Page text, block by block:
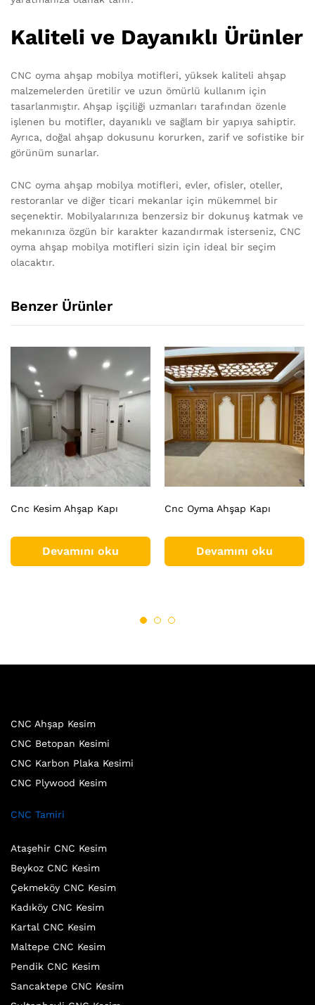
Kaliteli ve Dayanıklı Ürünler
CNC oyma ahşap mobilya motifleri, yüksek kaliteli ahşap
malzemelerden üretilir ve uzun ömürlü kullanım için
tasarlanmıştır. Ahşap işçiliği uzmanları tarafından özenle
işlenen bu motifler, dayanıklı ve sağlam bir yapıya sahiptir.
Ayrıca, doğal ahşap dokusunu korurken, zarif ve sofistike bir
görünüm sunarlar.
CNC oyma ahşap mobilya motifleri, evler, ofisler, oteller,
restoranlar ve diğer ticari mekanlar için mükemmel bir
seçenektir. Mobilyalarınıza benzersiz bir dokunuş katmak ve
mekanınıza özgün bir karakter kazandırmak isterseniz, CNC
oyma ahşap mobilya motifleri sizin için ideal bir seçim
olacaktır.
Benzer Ürünler
Cnc Kesim Ahşap Kapı
Devamını oku
Cnc Oyma Ahşap Kapı
Devamını oku
CNC Ahşap Kesim
CNC Betopan Kesimi
CNC Karbon Plaka Kesimi
CNC Plywood Kesim
CNC Tamiri
Ataşehir CNC Kesim
Beykoz CNC Kesim
Çekmeköy CNC Kesim
Kadıköy CNC Kesim
Kartal CNC Kesim
Maltepe CNC Kesim
Pendik CNC Kesim
Sancaktepe CNC Kesim